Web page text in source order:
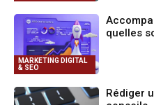
MARKETING DIGITAL
& SEO
quelles
Rédiger